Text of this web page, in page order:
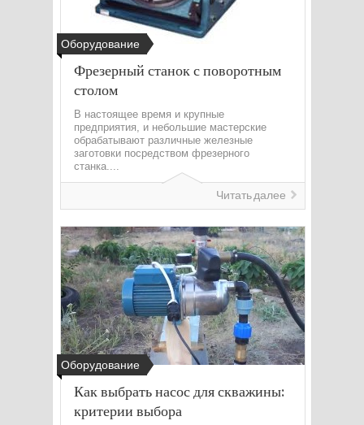
Оборудование
Фрезерный станок с поворотным
столом
В настоящее время и крупные
предприятия, и небольшие мастерские
обрабатывают различные железные
заготовки посредством фрезерного
станка....
Читать далее
Оборудование
Как выбрать насос для скважины:
критерии выбора